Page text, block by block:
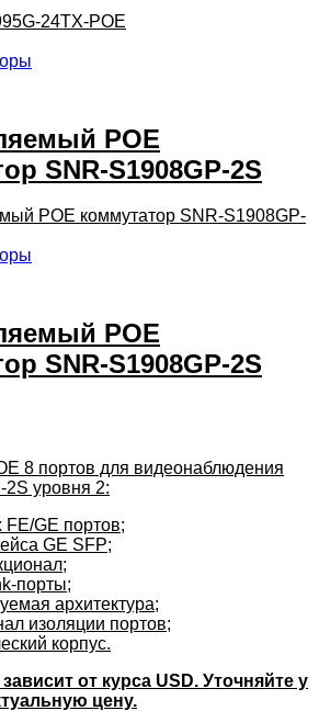
24TX-POE
POE
SNR-S1908GP-2S
POE
SNR-S1908GP-2S
8 портов для видеонаблюдения
уровня 2:
GE портов;
GE SFP;
порты;
архитектура;
изоляции портов;
корпус.
от курса USD. Уточняйте у
цену.